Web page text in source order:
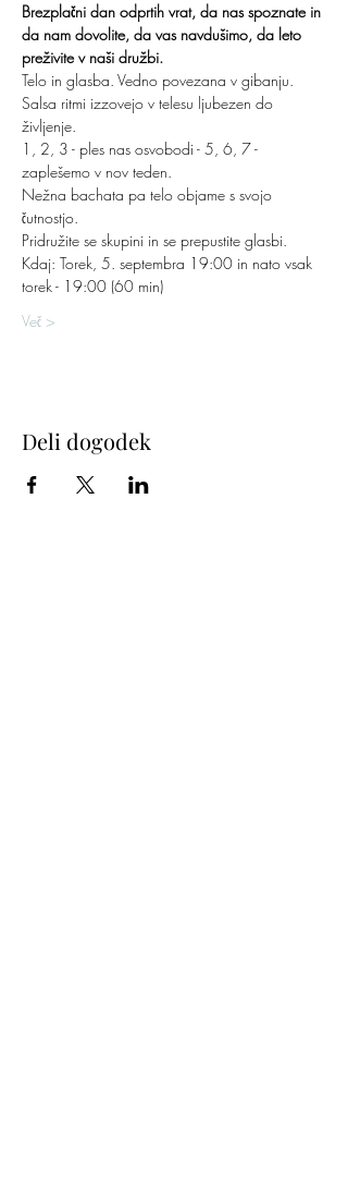
Brezplačni dan odprtih vrat, da nas spoznate in
da nam dovolite, da vas navdušimo, da leto
preživite v naši družbi.
Telo in glasba. Vedno povezana v gibanju.
Salsa ritmi izzovejo v telesu ljubezen do
življenje.
1, 2, 3 - ples nas osvobodi - 5, 6, 7 -
zaplešemo v nov teden.
Nežna bachata pa telo objame s svojo
čutnostjo.
Pridružite se skupini in se prepustite glasbi.
​Kdaj: Torek, 5. septembra 19:00 in nato vsak
torek - 19:00 (60 min)
Več >
Deli dogodek